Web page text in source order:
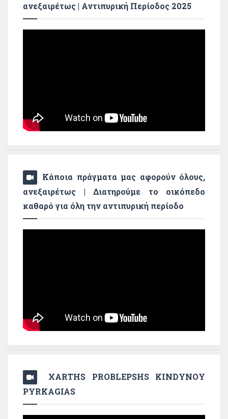
ανεξαιρέτως | Αντιπυρική Περίοδος 2025
Κάποια πράγματα μας αφορούν όλους,
ανεξαιρέτως | Διατηρούμε το οικόπεδο
καθαρό για όλη την αντιπυρική περίοδο
XARTHS PROBLEPSHS KINDYNOY
PYRKAGIAS